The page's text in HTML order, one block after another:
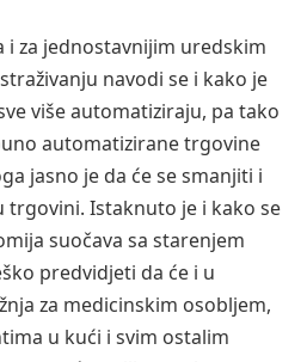
i za jednostavnijim uredskim
navodi se i kako je
više automatiziraju, pa tako
automatizirane trgovine
jasno je da će se smanjiti i
trgovini. Istaknuto je i kako se
suočava sa starenjem
predvidjeti da će i u
za medicinskim osobljem,
u kući i svim ostalim